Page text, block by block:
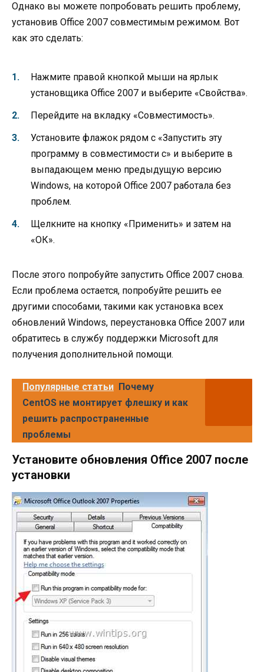
Однако вы можете попробовать решить проблему,
установив Office 2007 совместимым режимом. Вот
как это сделать:
Нажмите правой кнопкой мыши на ярлык
установщика Office 2007 и выберите «Свойства».
Перейдите на вкладку «Совместимость».
Установите флажок рядом с «Запустить эту
программу в совместимости с» и выберите в
выпадающем меню предыдущую версию
Windows, на которой Office 2007 работала без
проблем.
Щелкните на кнопку «Применить» и затем на
«ОК».
После этого попробуйте запустить Office 2007 снова.
Если проблема остается, попробуйте решить ее
другими способами, такими как установка всех
обновлений Windows, переустановка Office 2007 или
обратитесь в службу поддержки Microsoft для
получения дополнительной помощи.
Популярные статьи Почему
CentOS не монтирует флешку и как
решить распространенные
проблемы
Установите обновления Office 2007 после
установки